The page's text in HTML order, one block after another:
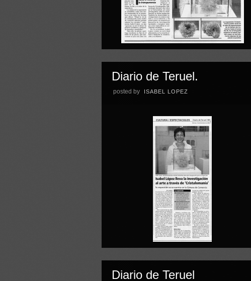
Diario de Teruel.
posted by ISABEL LOPEZ
Diario de Teruel